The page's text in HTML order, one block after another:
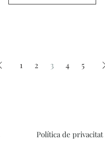
1 2 3 4 5
Política de privacitat